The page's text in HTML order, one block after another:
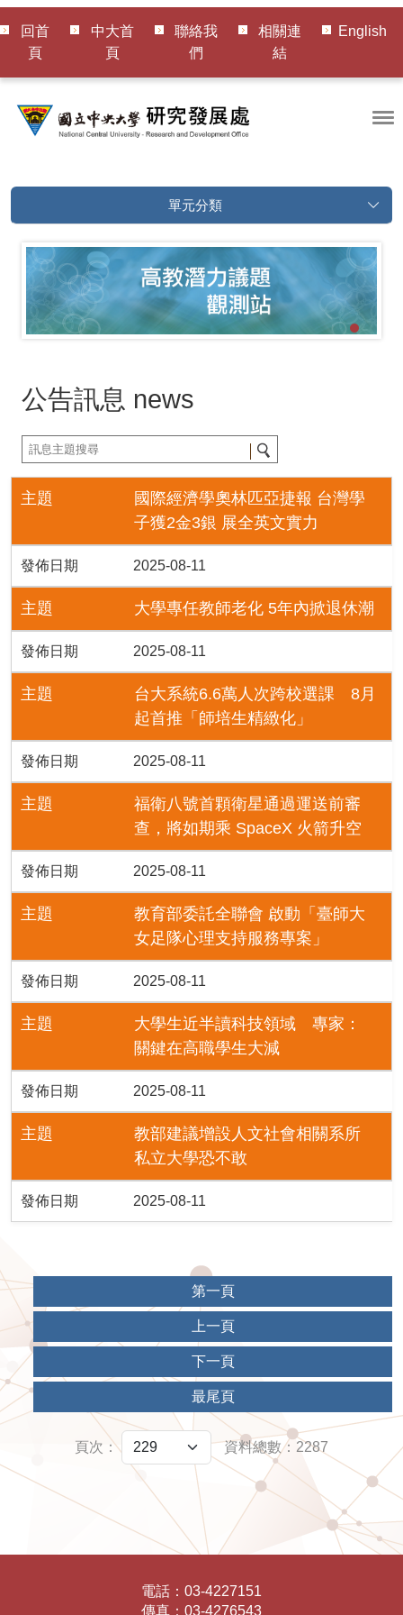
回首
頁
中大首
頁
聯絡我
們
相關連
結
English
單元分類
公告訊息 news
主題
國際經濟學奧林匹亞捷報 台灣學
子獲2金3銀 展全英文實力
發佈日期 2025-08-11
主題 大學專任教師老化 5年內掀退休潮
發佈日期 2025-08-11
主題
台大系統6.6萬人次跨校選課 8月
起首推「師培生精緻化」
發佈日期 2025-08-11
主題
福衛八號首顆衛星通過運送前審
查，將如期乘 SpaceX 火箭升空
發佈日期 2025-08-11
主題
教育部委託全聯會 啟動「臺師大
女足隊心理支持服務專案」
發佈日期 2025-08-11
主題
大學生近半讀科技領域 專家：
關鍵在高職學生大減
發佈日期 2025-08-11
主題
教部建議增設人文社會相關系所
私立大學恐不敢
發佈日期 2025-08-11
第一頁
上一頁
下一頁
最尾頁
頁次： 資料總數：2287
電話： 03-4227151
傳真： 03-4276543